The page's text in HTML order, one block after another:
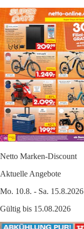
Netto Marken-Discount
Aktuelle Angebote
Mo. 10.8. - Sa. 15.8.2026
Gültig bis 15.08.2026